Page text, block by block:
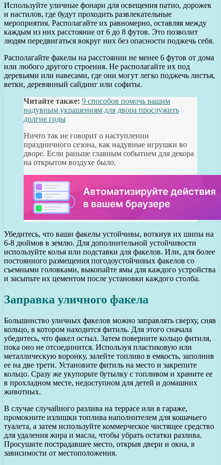
Используйте уличные фонари для освещения патио, дорожек
и настилов, где будут проходить развлекательные
мероприятия. Располагайте их равномерно, оставляя между
каждым из них расстояние от 6 до 8 футов. Это позволит
людям передвигаться вокруг них без опасности поджечь себя.
Располагайте факелы на расстоянии не менее 6 футов от дома
или любого другого строения. Не располагайте их под
деревьями или навесами, где они могут легко поджечь листья,
ветки, деревянный сайдинг или софиты.
Читайте также: 9 способов помочь вашим
надувным украшениям для двора прослужить
долгие годы
Ничто так не говорит о наступлении
праздничного сезона, как надувные игрушки во
дворе. Если раньше главным событием для декора
на открытом воздухе было.
Убедитесь, что ваши факелы устойчивы, воткнув их шипы на
6-8 дюймов в землю. Для дополнительной устойчивости
используйте колья или подставки для факелов. Или, для более
постоянного размещения погодоустойчивых факелов со
съемными головками, выкопайте ямы для каждого устройства
и засыпьте их цементом после установки каждого столба.
Заправка уличного факела
Большинство уличных факелов можно заправлять сверху, сняв
кольцо, в котором находится фитиль. Для этого сначала
убедитесь, что факел остыл. Затем поверните кольцо фитиля,
пока оно не отсоединится. Используя пластиковую или
металлическую воронку, залейте топливо в емкость, заполнив
ее на две трети. Установите фитиль на место и закрепите
кольцо. Сразу же укупорьте бутылку с топливом и храните ее
в прохладном месте, недоступном для детей и домашних
животных.
В случае случайного разлива на террасе или в гараже,
промокните излишки топлива наполнителем для кошачьего
туалета, а затем используйте коммерческое чистящее средство
для удаления жира и масла, чтобы убрать остатки разлива.
Просушите пострадавшее место, открыв двери и окна, в
зависимости от местоположения.